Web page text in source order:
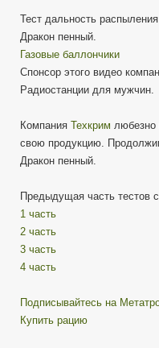
Тест дальность
Дракон пенный.
Газовые баллончики
Спонсор этого видео
Радиостанции для мужчин.
Компания Техкрим любезно
свою продукцию.
Дракон пенный.
Предыдущая часть тестов
1 часть
2 часть
3 часть
4 часть
Подписывайтесь на
Купить рацию